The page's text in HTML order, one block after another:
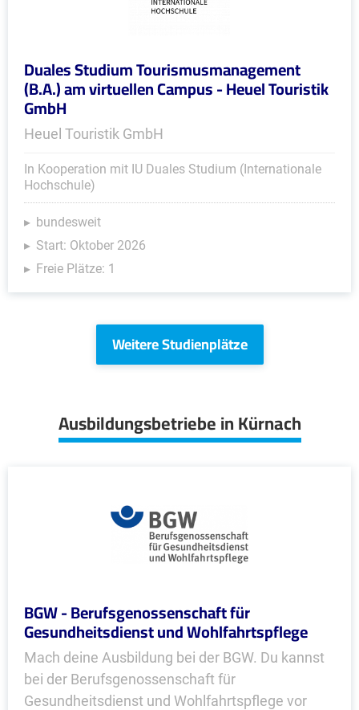
Duales Studium Tourismusmanagement
(B.A.) am virtuellen Campus - Heuel Touristik
GmbH
Heuel Touristik GmbH
In Kooperation mit IU Duales Studium (Internationale
Hochschule)
bundesweit
Start: Oktober 2026
Freie Plätze: 1
Weitere Studienplätze
Ausbildungsbetriebe in Kürnach
BGW - Berufsgenossenschaft für
Gesundheitsdienst und Wohlfahrtspflege
Mach deine Ausbildung bei der BGW. Du kannst
bei der Berufsgenossenschaft für
Gesundheitsdienst und Wohlfahrtspflege vor